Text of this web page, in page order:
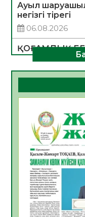
Ауыл
негізгі тірегі
06.08.2026
ҚОҒАМДЫҚ
ДАМУЫНЫҢ
06.08.2026
ҚҰРЫЛТАЙ
БАСТАР
06.08.2026
Инфекциялық
жұмыстарының
06.08.2026
Көкжөтел
06.08.2026
АПВ